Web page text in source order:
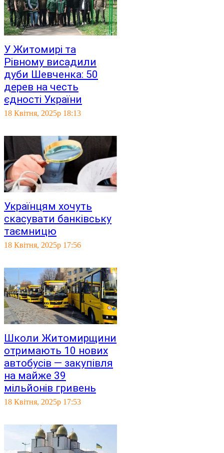
У Житомирі та
Рівному висадили
дуби Шевченка: 50
дерев на честь
єдності України
18 Квітня, 2025р 18:13
Українцям хочуть
скасувати банківську
таємницю
18 Квітня, 2025р 17:56
Школи Житомирщини
отримають 10 нових
автобусів — закупівля
на майже 39
мільйонів гривень
18 Квітня, 2025р 17:53